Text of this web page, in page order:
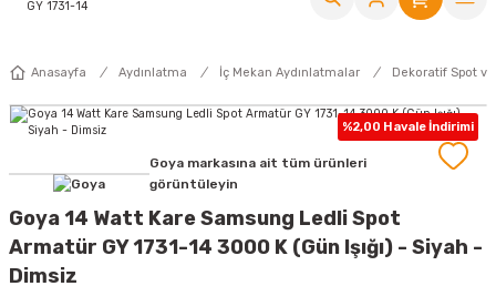
Anasayfa Aydınlatma İç Mekan Aydınlatmalar Dekoratif Spot
%2,00 Havale İndirimi
Goya markasına ait tüm ürünleri
görüntüleyin
Goya 14 Watt Kare Samsung Ledli Spot
Armatür GY 1731-14 3000 K (Gün Işığı) - Siyah -
Dimsiz